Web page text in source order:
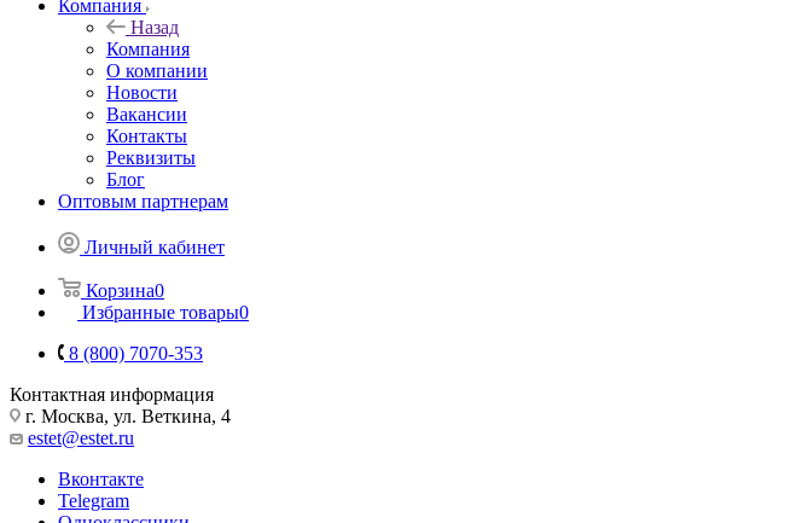
Компания
Назад
Компания
О компании
Новости
Вакансии
Контакты
Реквизиты
Блог
Оптовым партнерам
Личный кабинет
Корзина0
Избранные товары0
8 (800) 7070-353
Контактная информация
г. Москва, ул. Веткина, 4
estet@estet.ru
Вконтакте
Telegram